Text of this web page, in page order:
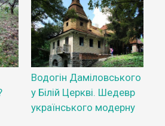
Водогін Даміловського
у Білій Церкві. Шедевр
українського модерну